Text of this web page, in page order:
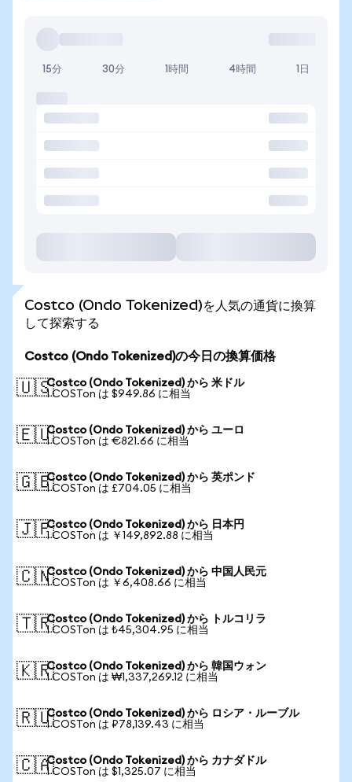
15分 30分 1時間 4時間 1日
Costco (Ondo Tokenized)を人気の通貨に換算
して探索する
Costco (Ondo Tokenized)の今日の換算価格
🇺🇸Costco (Ondo Tokenized) から 米ドル
1 COSTon は $949.86 に相当
🇪🇺Costco (Ondo Tokenized) から ユーロ
1 COSTon は €821.66 に相当
🇬🇧Costco (Ondo Tokenized) から 英ポンド
1 COSTon は £704.05 に相当
🇯🇵Costco (Ondo Tokenized) から 日本円
1 COSTon は ￥149,892.88 に相当
🇨🇳Costco (Ondo Tokenized) から 中国人民元
1 COSTon は ￥6,408.66 に相当
🇹🇷Costco (Ondo Tokenized) から トルコリラ
1 COSTon は ₺45,304.95 に相当
🇰🇷Costco (Ondo Tokenized) から 韓国ウォン
1 COSTon は ₩1,337,269.12 に相当
🇷🇺Costco (Ondo Tokenized) から ロシア・ルーブル
1 COSTon は ₽78,139.43 に相当
🇨🇦Costco (Ondo Tokenized) から カナダドル
1 COSTon は $1,325.07 に相当